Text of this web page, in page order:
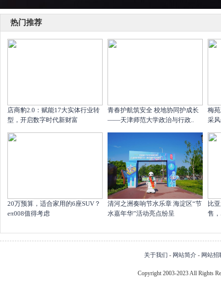
热门推荐
店商豹2.0：赋能17大实体行业转
型，开启数字时代新财富
青春护航筑安全 校地协同护成长
——天津师范大学政治与行政..
梅
采
20万预算，适合家用的6座SUV？
eπ008值得考虑
清河之洲奏响节水乐章 海淀区“节
水嘉年华”活动亮点纷呈
比
售
关于我们 - 网站简介 - 网站招
Copyright 2003-2023 All Rights